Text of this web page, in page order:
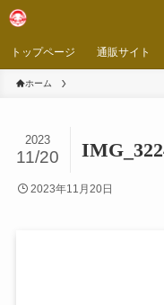
トップページ 通販サイト
ホーム
2023
11/20
2023年11月20日